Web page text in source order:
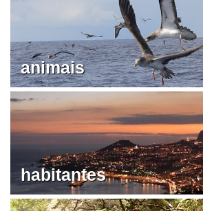
animais
habitantes